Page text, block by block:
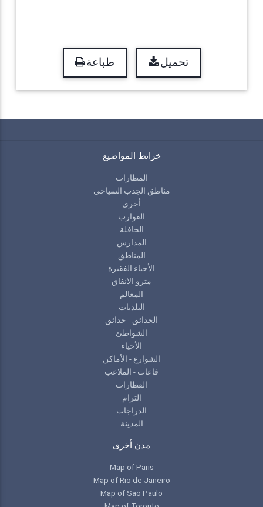
طباعة تحميل
خرائط المواضيع
المطارات
مناطق الجذب السياحي
أخرى
القوارب
الحافلة
المدارس
المناطق
الأحياء الفقيرة
مترو الانفاق
المعالم
البلديات
الحدائق - حدائق
الشواطئ
الأحياء
الشوارع - الأماكن
قاعات - الملاعب
القطارات
الترام
الدراجات
المدينة
مدن أخرى
Map of Paris
Map of Rio de Janeiro
Map of Sao Paulo